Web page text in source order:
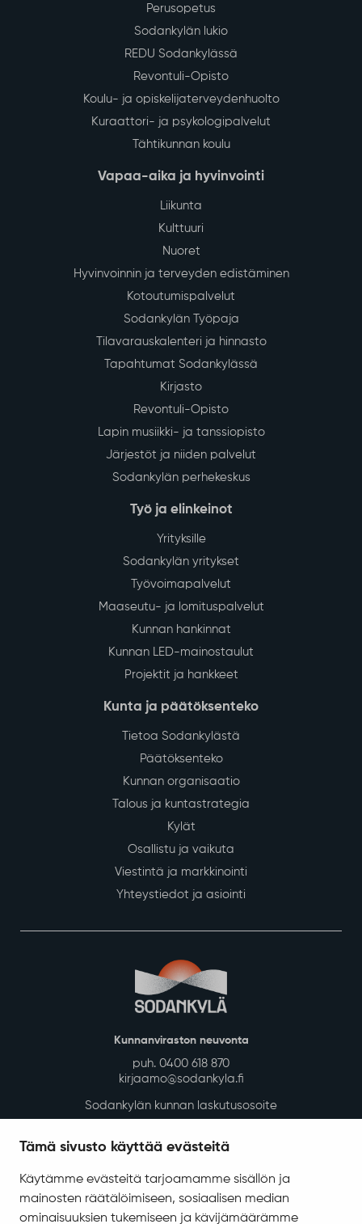
Tämä sivusto käyttää evästeitä
Käytämme evästeitä tarjoamamme sisällön ja
mainosten räätälöimiseen, sosiaalisen median
ominaisuuksien tukemiseen ja kävijämäärämme
Perusopetus
Sodankylän lukio
REDU Sodankylässä
Revontuli-Opisto
Koulu- ja opiskelijaterveydenhuolto
Kuraattori- ja psykologipalvelut
Tähtikunnan koulu
Vapaa-aika ja hyvinvointi
Liikunta
Kulttuuri
Nuoret
Hyvinvoinnin ja terveyden edistäminen
Kotoutumispalvelut
Sodankylän Työpaja
Tilavarauskalenteri ja hinnasto
Tapahtumat Sodankylässä
Kirjasto
Revontuli-Opisto
Lapin musiikki- ja tanssiopisto
Järjestöt ja niiden palvelut
Sodankylän perhekeskus
Työ ja elinkeinot
Yrityksille
Sodankylän yritykset
Työvoimapalvelut
Maaseutu- ja lomituspalvelut
Kunnan hankinnat
Kunnan LED-mainostaulut
Projektit ja hankkeet
Kunta ja päätöksenteko
Tietoa Sodankylästä
Päätöksenteko
Kunnan organisaatio
Talous ja kuntastrategia
Kylät
Osallistu ja vaikuta
Viestintä ja markkinointi
Yhteystiedot ja asiointi
Kunnanviraston neuvonta
puh. 0400 618 870
kirjaamo@sodankyla.fi
Sodankylän kunnan laskutusosoite
Asiakirjajulkisuuskuvaus
Evästeiden hallinta